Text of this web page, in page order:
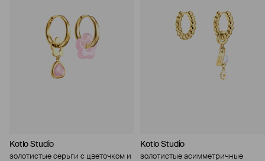
Kotlo Studio
золотистые серьги с цветочком и
Kotlo Studio
золотистые асимметричные